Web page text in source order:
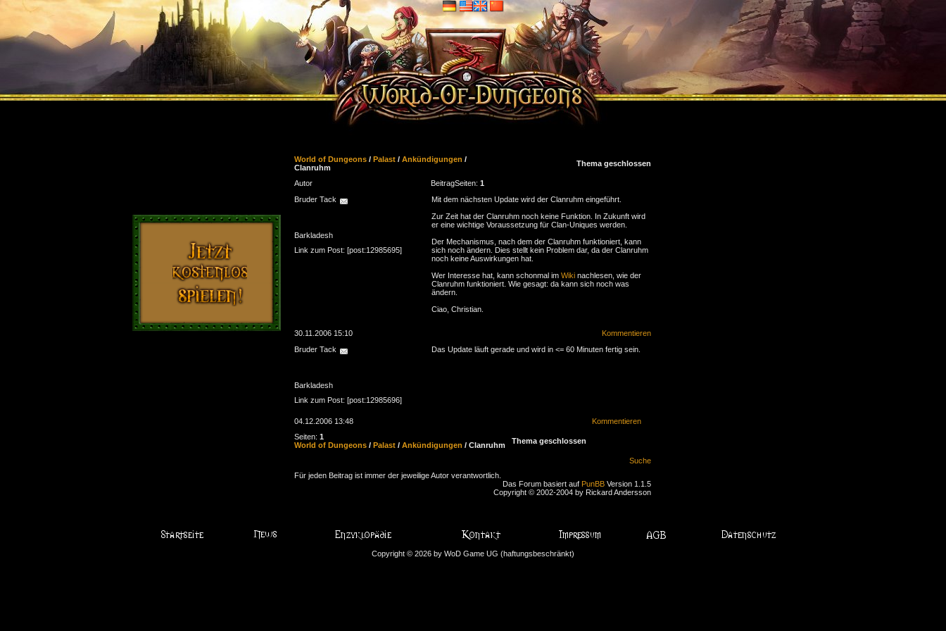
World of Dungeons / Palast / Ankündigungen /
Clanruhm
Thema geschlossen
Autor BeitragSeiten: 1
Bruder Tack
Barkladesh
Link zum Post: [post:12985695]
Mit dem nächsten Update wird der Clanruhm eingeführt.
Zur Zeit hat der Clanruhm noch keine Funktion. In Zukunft wird
er eine wichtige Voraussetzung für Clan-Uniques werden.
Der Mechanismus, nach dem der Clanruhm funktioniert, kann
sich noch ändern. Dies stellt kein Problem dar, da der Clanruhm
noch keine Auswirkungen hat.
Wer Interesse hat, kann schonmal im Wiki nachlesen, wie der
Clanruhm funktioniert. Wie gesagt: da kann sich noch was
ändern.
Ciao, Christian.
30.11.2006 15:10
Kommentieren
Bruder Tack
Barkladesh
Link zum Post: [post:12985696]
Das Update läuft gerade und wird in <= 60 Minuten fertig sein.
04.12.2006 13:48
Kommentieren
Seiten: 1
World of Dungeons / Palast / Ankündigungen / Clanruhm Thema geschlossen
Suche
Für jeden Beitrag ist immer der jeweilige Autor verantwortlich.
Das Forum basiert auf PunBB Version 1.1.5
Copyright © 2002-2004 by Rickard Andersson
Copyright © 2026 by WoD Game UG (haftungsbeschränkt)